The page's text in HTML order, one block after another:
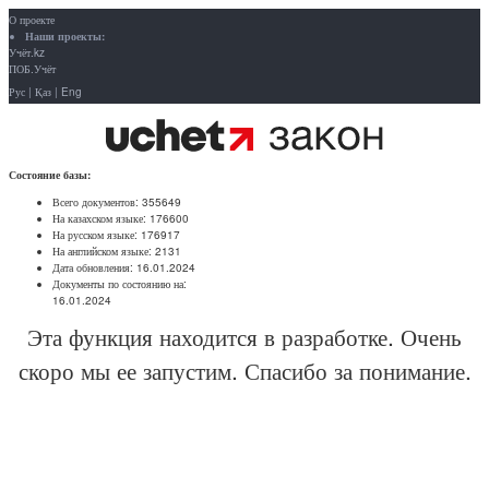
О проекте
Наши проекты:
Учёт.kz
ПОБ.Учёт
Рус | Қаз | Eng
Состояние базы:
Всего документов: 355649
На казахском языке: 176600
На русском языке: 176917
На английском языке: 2131
Дата обновления: 16.01.2024
Документы по состоянию на:
16.01.2024
Эта функция находится в разработке. Очень
скоро мы ее запустим. Спасибо за понимание.